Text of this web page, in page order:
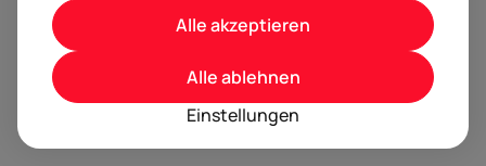
Einstellungen
Alle ablehnen
Alle akzeptieren